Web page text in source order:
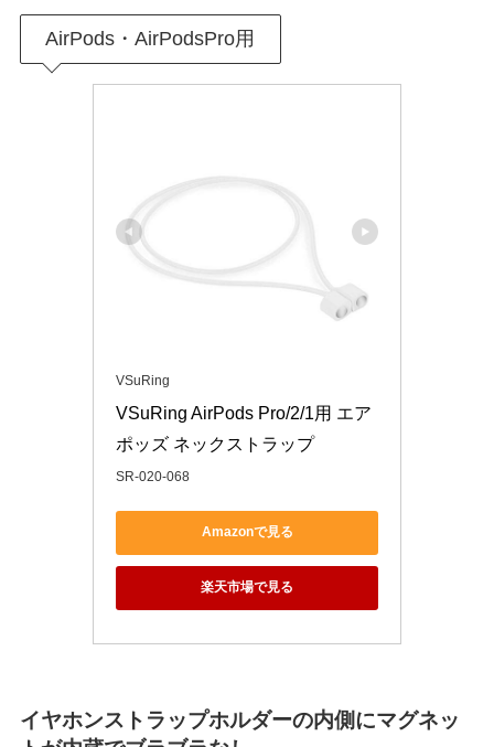
AirPods・AirPodsPro用
VSuRing
VSuRing AirPods Pro/2/1用 エア
ポッズ ネックストラップ
SR-020-068
Amazonで見る
楽天市場で見る
イヤホンストラップホルダーの内側にマグネッ